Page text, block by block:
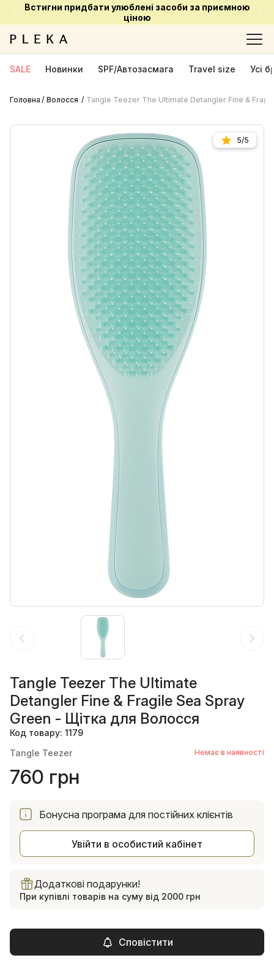
Встигни придбати улюблені засоби за приємною
ціною
SALE Новинки SPF/Автозасмага Travel size Усі
Головна Волосся Tangle Teezer The Ultimate Detangler Fine &
5/5
Tangle Teezer The Ultimate
Detangler Fine & Fragile Sea Spray
Green - Щітка для Волосся
Код товару: 1179
Tangle Teezer
Немає в наявності
760 грн
Бонусна програма для постійних клієнтів
Увійти в особистий кабінет
Додаткові подарунки!
При купівлі товарів на суму від 2000 грн
Сповістити